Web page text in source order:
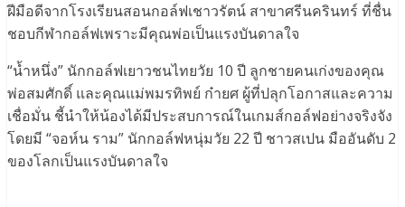
ฝีมือดีจากโรงเรียนสอนกอล์ฟเชาวรัตน์ สาขาศรีนครินทร์ ที่ชื่น
ชอบกีฬากอล์ฟเพราะมีคุณพ่อเป็นแรงบันดาลใจ
“น้ำหนึ่ง” นักกอล์ฟเยาวชนไทยวัย 10 ปี ลูกชายคนเก่งของคุณ
พ่อสมศักดิ์ และคุณแม่พมรทิพย์ ก๋ายศ ผู้ที่ปลุกโอกาสและความ
เชื่อมั่น ชี้นำให้น้องได้มีประสบการณ์ในเกมส์กอล์ฟอย่างจริงจัง
โดยมี “จอห์น ราม” นักกอล์ฟหนุ่มวัย 22 ปี ชาวสเปน มืออันดับ 2
ของโลกเป็นแรงบันดาลใจ